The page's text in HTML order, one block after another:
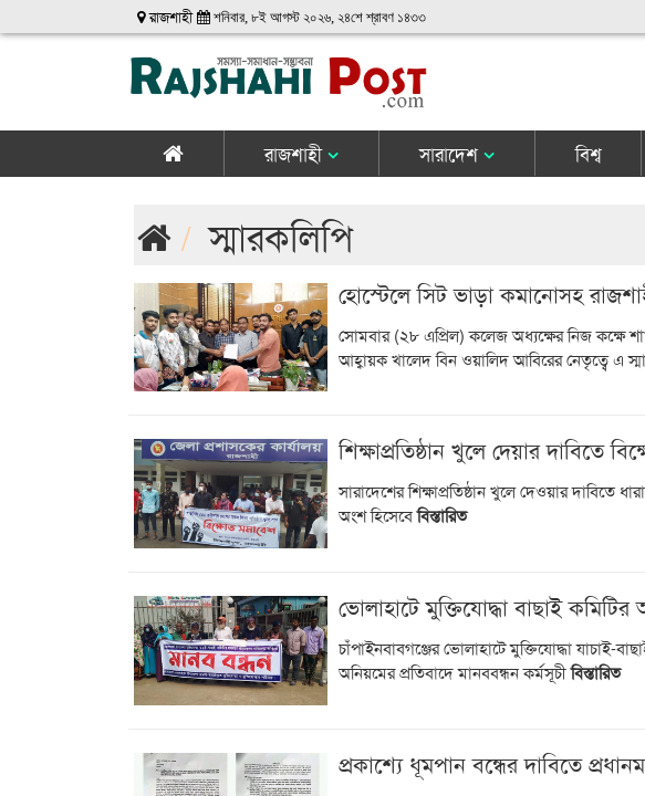
রাজশাহী শনিবার, ৮ই আগস্ট ২০২৬, ২৪শে শ্রাবণ ১৪৩৩
রাজশাহী সারাদেশ বিশ্ব
স্মারকলিপি
হোস্টেলে সিট ভাড়া কমানোসহ
সোমবার (২৮ এপ্রিল) কলেজ অধ্যক্ষের নিজ কক্ষে
আহ্বায়ক খালেদ বিন ওয়ালিদ আবিরের নেতৃত্বে এ
শিক্ষাপ্রতিষ্ঠান খুলে দেয়ার দাবিতে
সারাদেশের শিক্ষাপ্রতিষ্ঠান খুলে দেওয়ার দাবিতে
অংশ হিসেবেবিস্তারিত
ভোলাহাটে মুক্তিযোদ্ধা বাছাই
চাঁপাইনবাবগঞ্জের ভোলাহাটে মুক্তিযোদ্ধা যাচাই-
অনিয়মের প্রতিবাদে মানববন্ধন কর্মসূচীবিস্তারিত
প্রকাশ্যে ধূমপান বন্ধের দাবিতে